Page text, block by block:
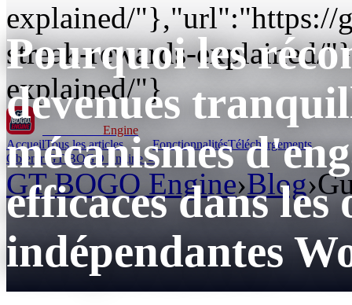
explained/"},"url":"https://
streak-rewards-explained/
explained/"}
Engine
AccueilTous les articles FonctionnalitésTéléchargements
Obtenir GT BOGO Engine →
GT BOGO Engine›Blog›
Pourquoi les
devenues
mécanismes
efficaces dans les
indépendantes